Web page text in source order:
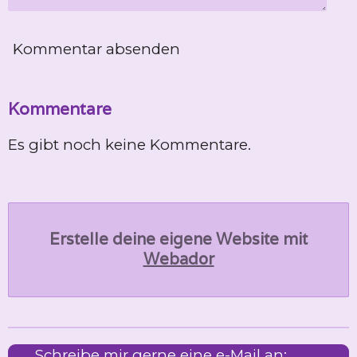
Kommentar absenden
Kommentare
Es gibt noch keine Kommentare.
Erstelle deine eigene Website mit
Webador